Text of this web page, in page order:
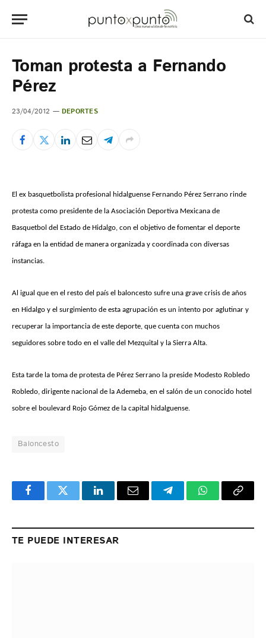
Toman protesta a Fernando
Pérez
23/04/2012 DEPORTES
El ex basquetbolista profesional hidalguense Fernando Pérez Serrano rinde
protesta como presidente de la Asociación Deportiva Mexicana de
Basquetbol del Estado de Hidalgo, con el objetivo de fomentar el deporte
ráfaga en la entidad de manera organizada y coordinada con diversas
instancias.
Al igual que en el resto del país el baloncesto sufre una grave crisis de años
en Hidalgo y el surgimiento de esta agrupación es un intento por aglutinar y
recuperar la importancia de este deporte, que cuenta con muchos
seguidores sobre todo en el valle del Mezquital y la Sierra Alta.
Esta tarde la toma de protesta de Pérez Serrano la preside Modesto Robledo
Robledo, dirigente nacional de la Ademeba, en el salón de un conocido hotel
sobre el boulevard Rojo Gómez de la capital hidalguense.
Baloncesto
FacebookTwitter LinkedInEmail TelegramWhatsApp
Copy
TE PUEDE INTERESAR